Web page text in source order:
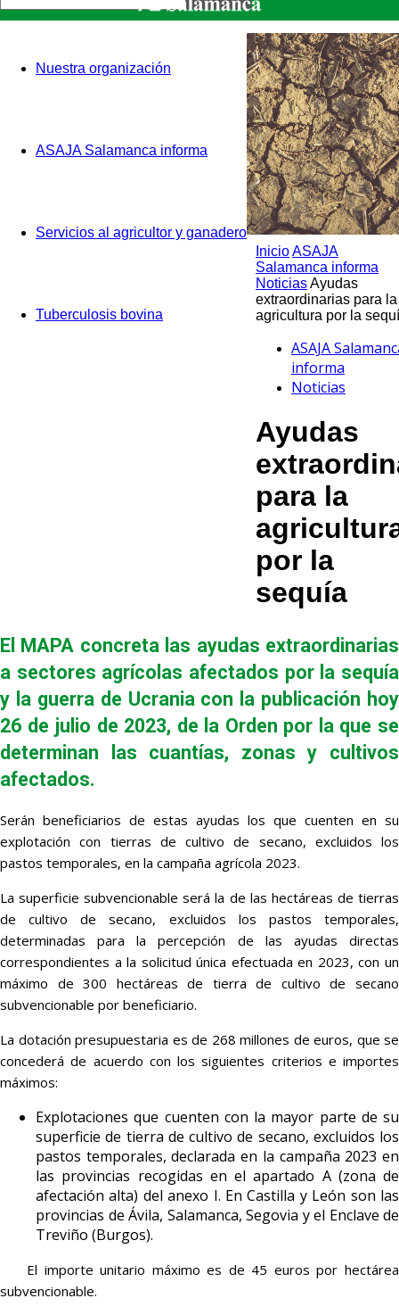
Nuestra organización
ASAJA Salamanca informa
Servicios al agricultor y ganadero
Tuberculosis bovina
InicioASAJA
Salamanca informa
NoticiasAyudas
extraordinarias para la
agricultura por la
ASAJA
informa
Noticias
Ayudas
para la
por la
sequía
El MAPA concreta las ayudas extraordinarias
a sectores agrícolas afectados por la sequía
y la guerra de Ucrania con la publicación hoy
26 de julio de 2023, de la Orden por la que se
determinan las cuantías, zonas y cultivos
afectados.
Serán beneficiarios de estas ayudas los que cuenten en su
explotación con tierras de cultivo de secano, excluidos los
pastos temporales, en la campaña agrícola 2023.
La superficie subvencionable será la de las hectáreas de tierras
de cultivo de secano, excluidos los pastos temporales,
determinadas para la percepción de las ayudas directas
correspondientes a la solicitud única efectuada en 2023, con un
máximo de 300 hectáreas de tierra de cultivo de secano
subvencionable por beneficiario.
La dotación presupuestaria es de 268 millones de euros, que se
concederá de acuerdo con los siguientes criterios e importes
máximos:
Explotaciones que cuenten con la mayor parte de su
superficie de tierra de cultivo de secano, excluidos los
pastos temporales, declarada en la campaña 2023 en
las provincias recogidas en el apartado A (zona de
afectación alta) del anexo I. En Castilla y León son las
provincias de Ávila, Salamanca, Segovia y el Enclave de
Treviño (Burgos).
El importe unitario máximo es de 45 euros por hectárea
subvencionable.